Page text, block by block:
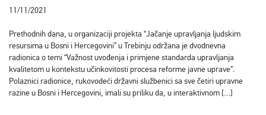
11/11/2021
Prethodnih dana, u organizaciji projekta “Jačanje upravljanja ljudskim
resursima u Bosni i Hercegovini” u Trebinju održana je dvodnevna
radionica o temi “Važnost uvođenja i primjene standarda upravljanja
kvalitetom u kontekstu učinkovitosti procesa reforme javne uprave”.
Polaznici radionice, rukovodeći državni službenici sa sve četiri upravne
razine u Bosni i Hercegovini, imali su priliku da, u interaktivnom […]